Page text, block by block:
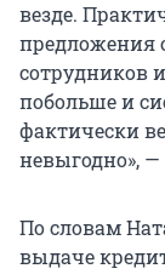
везде.
предложения
сотрудников
побольше и
фактически
невыгодно», —
По словам
выдаче